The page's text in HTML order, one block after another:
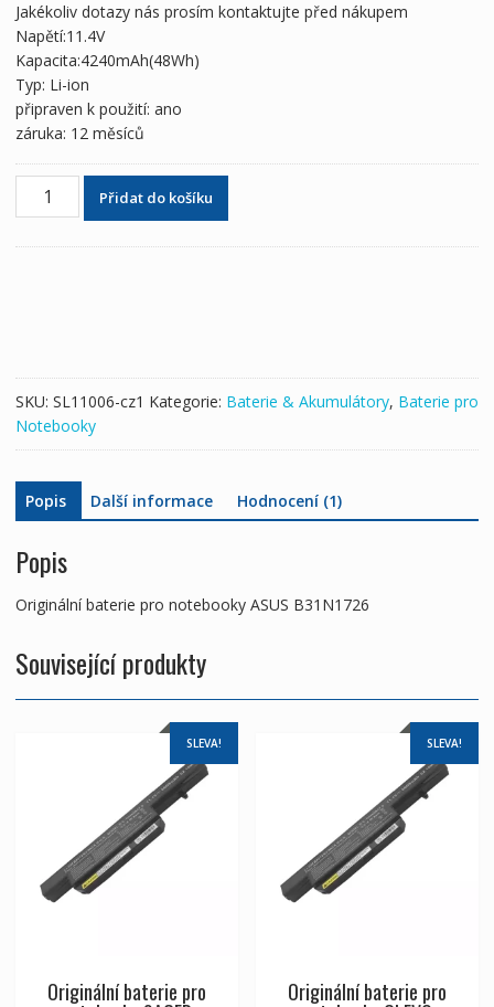
1,858 Kč1,114 Kč
Jakékoliv dotazy nás prosím kontaktujte před nákupem
Napětí:11.4V
Kapacita:4240mAh(48Wh)
Typ: Li-ion
připraven k použití: ano
záruka: 12 měsíců
Originální
Přidat do košíku
SKU: SL11006-cz1 Kategorie: Baterie & Akumulátory, Baterie pro
Notebooky
Popis Další informace Hodnocení (1)
Popis
Originální baterie pro notebooky ASUS B31N1726
Související produkty
SLEVA!
Originální baterie pro
SLEVA!
Originální baterie pro